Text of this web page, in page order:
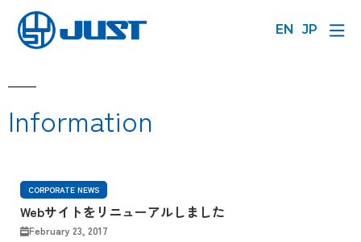
EN JP
Information
CORPORATE NEWS
Webサイトをリニューアルしました
February 23, 2017